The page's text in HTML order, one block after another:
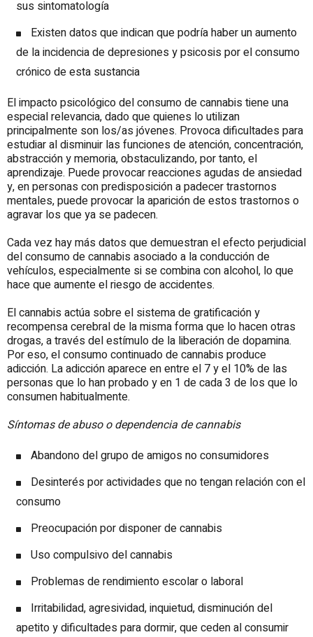
sus sintomatología
Existen datos que indican que podría haber un aumento
de la incidencia de depresiones y psicosis por el consumo
crónico de esta sustancia
El impacto psicológico del consumo de cannabis tiene una
especial relevancia, dado que quienes lo utilizan
principalmente son los/as jóvenes. Provoca dificultades para
estudiar al disminuir las funciones de atención, concentración,
abstracción y memoria, obstaculizando, por tanto, el
aprendizaje. Puede provocar reacciones agudas de ansiedad
y, en personas con predisposición a padecer trastornos
mentales, puede provocar la aparición de estos trastornos o
agravar los que ya se padecen.
Cada vez hay más datos que demuestran el efecto perjudicial
del consumo de cannabis asociado a la conducción de
vehículos, especialmente si se combina con alcohol, lo que
hace que aumente el riesgo de accidentes.
El cannabis actúa sobre el sistema de gratificación y
recompensa cerebral de la misma forma que lo hacen otras
drogas, a través del estímulo de la liberación de dopamina.
Por eso, el consumo continuado de cannabis produce
adicción. La adicción aparece en entre el 7 y el 10% de las
personas que lo han probado y en 1 de cada 3 de los que lo
consumen habitualmente.
Síntomas de abuso o dependencia de cannabis
Abandono del grupo de amigos no consumidores
Desinterés por actividades que no tengan relación con el
consumo
Preocupación por disponer de cannabis
Uso compulsivo del cannabis
Problemas de rendimiento escolar o laboral
Irritabilidad, agresividad, inquietud, disminución del
apetito y dificultades para dormir, que ceden al consumir